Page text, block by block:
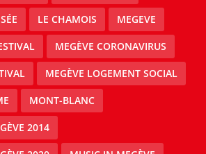
LE CHAMOIS MEGEVE
MEGÈVE CORONAVIRUS
MEGÈVE LOGEMENT SOCIAL
MONT-BLANC
2014